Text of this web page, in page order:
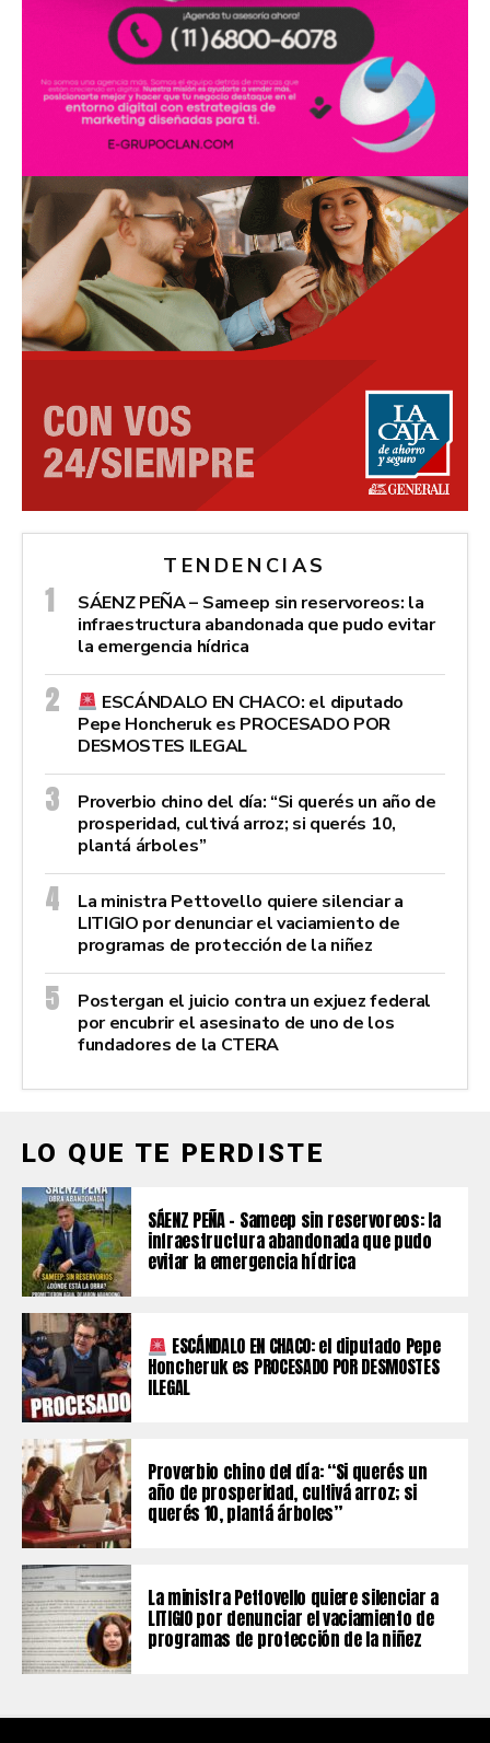
TENDENCIAS
SÁENZ PEÑA – Sameep sin reservoreos: la
infraestructura abandonada que pudo evitar
la emergencia hídrica
ESCÁNDALO EN CHACO: el diputado
Pepe Honcheruk es PROCESADO POR
DESMOSTES ILEGAL
Proverbio chino del día: “Si querés un año de
prosperidad, cultivá arroz; si querés 10,
plantá árboles”
La ministra Pettovello quiere silenciar a
LITIGIO por denunciar el vaciamiento de
programas de protección de la niñez
Postergan el juicio contra un exjuez federal
por encubrir el asesinato de uno de los
fundadores de la CTERA
LO QUE TE PERDISTE
SÁENZ PEÑA – Sameep sin reservoreos: la
infraestructura abandonada que pudo
evitar la emergencia hídrica
ESCÁNDALO EN CHACO: el diputado Pepe
Honcheruk es PROCESADO POR DESMOSTES
ILEGAL
Proverbio chino del día: “Si querés un
año de prosperidad, cultivá arroz; si
querés 10, plantá árboles”
La ministra Pettovello quiere silenciar a
LITIGIO por denunciar el vaciamiento de
programas de protección de la niñez